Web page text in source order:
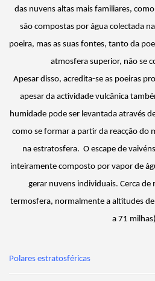
das nuvens altas mais familiares,
são compostas por água colectada
poeira, mas as suas fontes, tanto da
atmosfera superior, não se
Apesar disso, acredita-se as poeiras
apesar da actividade vulcânica
humidade pode ser levantada através
como se formar a partir da reacção do
na estratosfera. O escape de
inteiramente composto por vapor de
gerar nuvens individuais. Cerca de
termosfera, normalmente a altitudes
a 71
Polares estratosféricas